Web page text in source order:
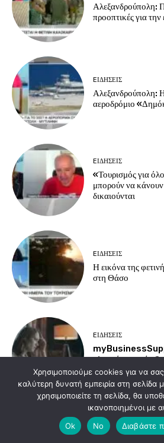
Αλεξανδρούπολη:
προοπτικές για την
EΙΔΗΣΕΙΣ
Αλεξανδρούπολη:
αεροδρόμιο
EΙΔΗΣΕΙΣ
«Τουρισμός για
μπορούν να
δικαιούνται
EΙΔΗΣΕΙΣ
Η εικόνα της
στη Θάσο
EΙΔΗΣΕΙΣ
πλατφόρμα
Σαμοθράκης
Load more
Χρησιμοποιούμε cookies για να
καλύτερη δυνατή εμπειρία στη σελίδα
χρησιμοποιείτε τη σελίδα, θα
ικανοποιημένοι με
Ok
No Διαβάστε